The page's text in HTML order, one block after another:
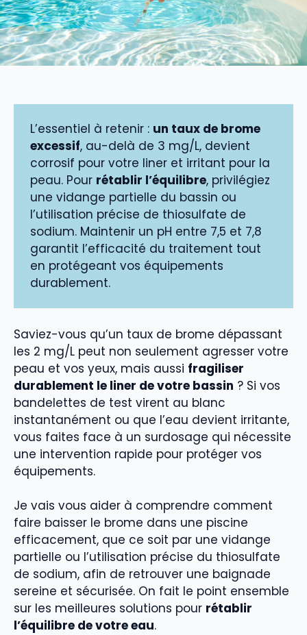
L’essentiel à retenir : un taux de brome
excessif, au-delà de 3 mg/L, devient
corrosif pour votre liner et irritant pour la
peau. Pour rétablir l’équilibre, privilégiez
une vidange partielle du bassin ou
l’utilisation précise de thiosulfate de
sodium. Maintenir un pH entre 7,5 et 7,8
garantit l’efficacité du traitement tout
en protégeant vos équipements
durablement.
Saviez-vous qu’un taux de brome dépassant
les 2 mg/L peut non seulement agresser votre
peau et vos yeux, mais aussi fragiliser
durablement le liner de votre bassin ? Si vos
bandelettes de test virent au blanc
instantanément ou que l’eau devient irritante,
vous faites face à un surdosage qui nécessite
une intervention rapide pour protéger vos
équipements.
Je vais vous aider à comprendre comment
faire baisser le brome dans une piscine
efficacement, que ce soit par une vidange
partielle ou l’utilisation précise du thiosulfate
de sodium, afin de retrouver une baignade
sereine et sécurisée. On fait le point ensemble
sur les meilleures solutions pour rétablir
l’équilibre de votre eau.